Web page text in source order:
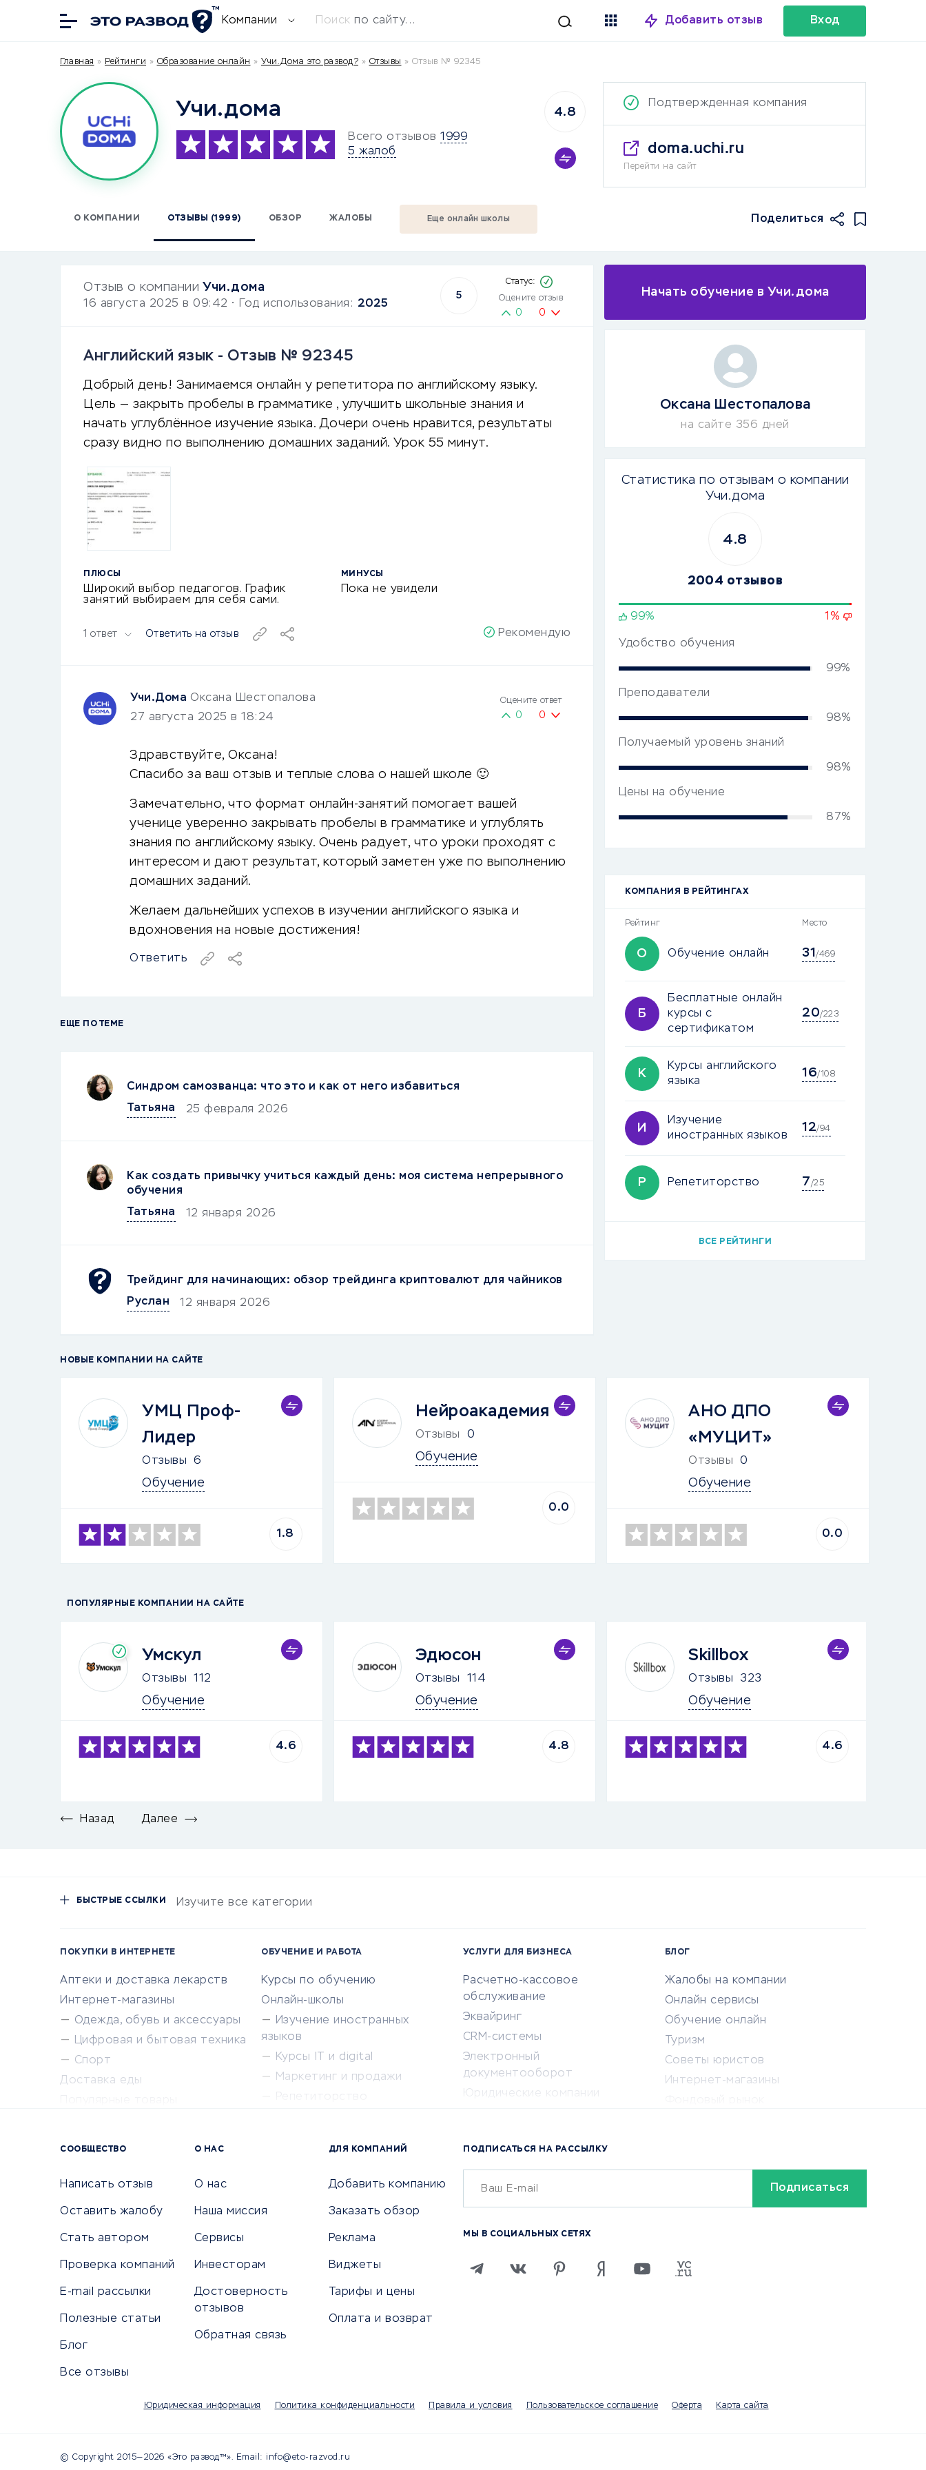
Компании Поиск по сайту... Добавить отзыв Вход
Главная » Рейтинги » Образование онлайн » Учи.Дома это развод? » Отзывы » Отзыв № 92345
Учи.дома
Всего отзывов 1999
5 жалоб
4.8
Подтвержденная компания
doma.uchi.ru
Перейти на сайт
О КОМПАНИИ ОТЗЫВЫ (1999) ОБЗОР ЖАЛОБЫ Еще онлайн школы Поделиться
Отзыв о компании Учи.дома
16 августа 2025 в 09:42 • Год использования: 2025
5 Оцените отзыв
0 0
Английский язык - Отзыв № 92345
Добрый день! Занимаемся онлайн у репетитора по английскому языку.
Цель — закрыть пробелы в грамматике , улучшить школьные знания и
начать углублённое изучение языка. Дочери очень нравится, результаты
сразу видно по выполнению домашних заданий. Урок 55 минут.
ПЛЮСЫ
Широкий выбор педагогов. График
занятий выбираем для себя сами.
МИНУСЫ
Пока не увидели
1 ответ Ответить на отзыв Рекомендую
Учи.Дома Оксана Шестопалова
27 августа 2025 в 18:24
Оцените ответ
0 0
Здравствуйте, Оксана!
Спасибо за ваш отзыв и теплые слова о нашей школе 🙂
Замечательно, что формат онлайн-занятий помогает вашей
ученице уверенно закрывать пробелы в грамматике и углублять
знания по английскому языку. Очень радует, что уроки проходят с
интересом и дают результат, который заметен уже по выполнению
домашних заданий.
Желаем дальнейших успехов в изучении английского языка и
вдохновения на новые достижения!
Ответить
ЕЩЕ ПО ТЕМЕ
Синдром самозванца: что это и как от него избавиться
Татьяна
25 февраля 2026
Как создать привычку учиться каждый день: моя система непрерывного
обучения
Татьяна
12 января 2026
Трейдинг для начинающих: обзор трейдинга криптовалют для чайников
Руслан
12 января 2026
Начать обучение в Учи.дома
Оксана Шестопалова
на сайте 356 дней
Статистика по отзывам о компании
Учи.дома
4.8
2004 отзывов
99% 1%
Удобство обучения
99%
Преподаватели
98%
Получаемый уровень знаний
98%
Цены на обучение
87%
КОМПАНИЯ В РЕЙТИНГАХ
Рейтинг Место
О Обучение онлайн 31 /469
Б
Бесплатные онлайн
курсы с
сертификатом
20/223
К
Курсы английского
языка
16/108
И
Изучение
иностранных языков
12/94
Р Репетиторство 7/25
ВСЕ РЕЙТИНГИ
НОВЫЕ КОМПАНИИ НА САЙТЕ
УМЦ Проф-
Лидер
Отзывы 6
Обучение
1.8
Нейроакадемия
Отзывы 0
Обучение
0.0
АНО ДПО
«МУЦИТ»
Отзывы 0
Обучение
0.0
ПОПУЛЯРНЫЕ КОМПАНИИ НА САЙТЕ
Умскул
Отзывы 112
Обучение
4.6
Эдюсон
Отзывы 114
Обучение
4.8
Skillbox
Отзывы 323
Обучение
4.6
Назад Далее
БЫСТРЫЕ ССЫЛКИ Изучите все категории
ПОКУПКИ В ИНТЕРНЕТЕ
Аптеки и доставка лекарств
Интернет-магазины
Одежда, обувь и аксессуары
Цифровая и бытовая техника
Спорт
Доставка еды
ОБУЧЕНИЕ И РАБОТА
Курсы по обучению
Онлайн-школы
Изучение иностранных
языков
Курсы IT и digital
Маркетинг и продажи
Университеты
УСЛУГИ ДЛЯ БИЗНЕСА
Расчетно-кассовое
обслуживание
Эквайринг
CRM-системы
Электронный
документооборот
Юридические компании
Бухгалтерия онлайн
Онлайн-кассы
SERM
Кредитные карты
Дебетовые карты
Микрофинансовые организации
Платежные системы
Покупка билетов
Бронирование отелей
Санатории
Авиакомпании
БЛОГ
Жалобы на компании
Онлайн сервисы
Обучение онлайн
Туризм
Советы юристов
Интернет-магазины
СООБЩЕСТВО
Написать отзыв
Оставить жалобу
Стать автором
Проверка компаний
E-mail рассылки
Полезные статьи
Блог
Все отзывы
О НАС
О нас
Наша миссия
Сервисы
Инвесторам
Достоверность
отзывов
Обратная связь
ДЛЯ КОМПАНИЙ
Добавить компанию
Заказать обзор
Реклама
Виджеты
Тарифы и цены
Оплата и возврат
ПОДПИСАТЬСЯ НА РАССЫЛКУ
МЫ В СОЦИАЛЬНЫХ СЕТЯХ
Юридическая информация Политика конфиденциальности Правила и условия Пользовательское соглашение Оферта Карта сайта
© Copyright 2015—2026 «Это развод™». Email: info@eto-razvod.ru